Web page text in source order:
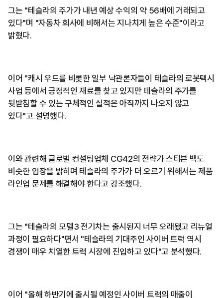
그는 "테슬라의 주가가 내년 예상 수익의 약 56배에 거래되고
있다"며 "자동차 회사에 비해서는 지나치게 높은 수준"이라고
밝혔다.
이어 "캐시 우드를 비롯한 일부 낙관론자들이 테슬라의 로봇택시
사업 등에서 긍정적인 재료를 찾고 있지만 테슬라의 주가를
뒷받침할 수 있는 구체적인 실적은 아직까지 나오지 않고
있다"고 설명했다.
이와 관련해 글로벌 컨설팅업체 CG42의 전략가 스티븐 백도
비슷한 입장을 밝히며 테슬라의 주가가 더 오르기 위해서는 제품
라인업 문제를 해결해야 한다고 강조했다.
그는 "테슬라의 모델3 전기차는 출시된지 너무 오래됐고 리뉴얼
과정이 필요하다"면서 "테슬라의 기대주인 사이버 트럭 역시
경쟁이 매우 치열한 트럭 시장에 진입하고 있다"고 분석했다.
이어 "올해 하반기에 출시될 예정인 사이버 트럭의 매출이